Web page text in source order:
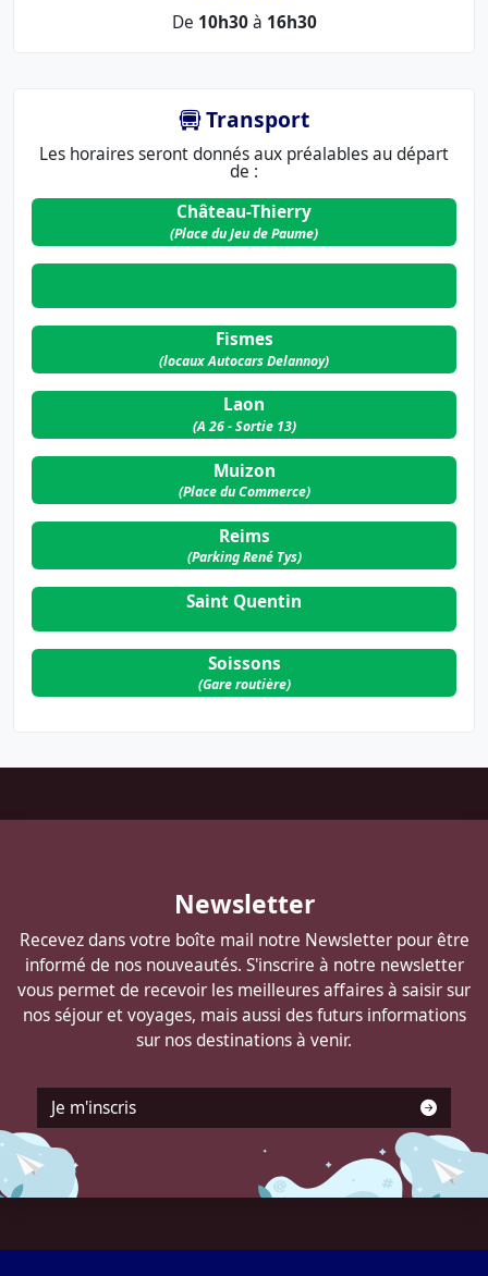
De 10h30à 16h30
Transport
Les horaires seront donnés aux préalables au départ
de :
Château-Thierry
(Place du Jeu de Paume)
Fismes
(locaux Autocars Delannoy)
Laon
(A 26 - Sortie 13)
Muizon
(Place du Commerce)
Reims
(Parking René Tys)
Saint Quentin
Soissons
(Gare routière)
de
Newsletter
Recevez dans votre boîte mail notre Newsletter pour être
informé de nos nouveautés. S'inscrire à notre newsletter
vous permet de recevoir les meilleures affaires à saisir sur
nos séjour et voyages, mais aussi des futurs informations
sur nos destinations à venir.
Je m'inscris